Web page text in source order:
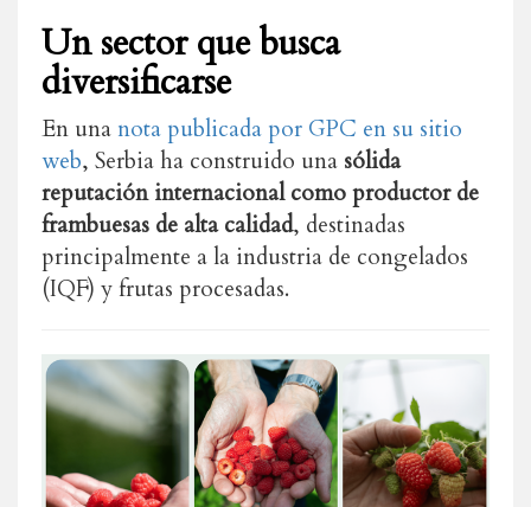
Un sector que busca
diversificarse
En unanota publicada por GPC en su sitio
web, Serbia ha construido una sólida
reputación internacional como productor de
frambuesas de alta calidad, destinadas
principalmente a la industria de congelados
(IQF) y frutas procesadas.